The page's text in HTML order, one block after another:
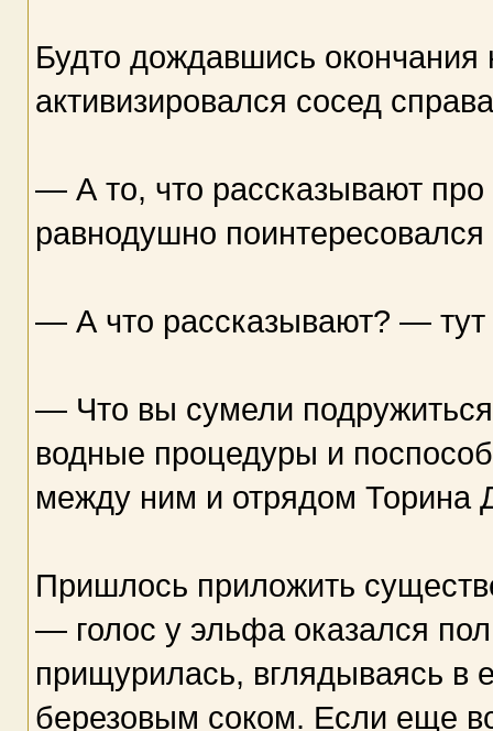
Будто дождавшись
активизировался сосед
— А то, что рассказывают
равнодушно
— А что рассказывают? — тут
— Что вы сумели
водные процедуры и
между ним и отрядом Торина
Пришлось приложить
— голос у эльфа оказался
прищурилась, вглядываясь в
березовым соком. Если еще